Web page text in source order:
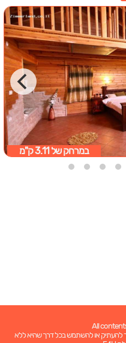
במרחק של 3.11 ק"מ
All
להעתיק או להשתמש בכל דרך שהיא ללא